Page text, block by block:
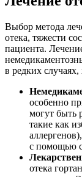
Выбор метода
отека, тяжести
пациента.
в редких
особенно
могут быть
такие как
с помощью
отека